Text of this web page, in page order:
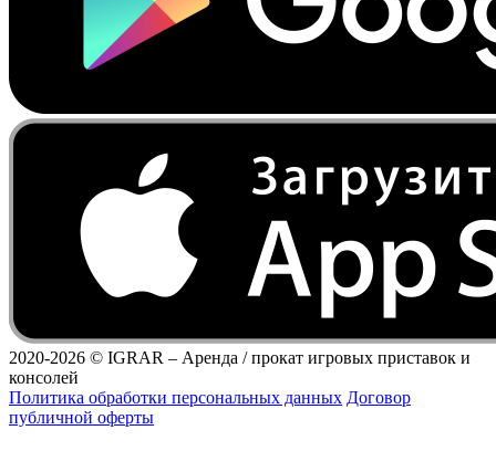
2020-2026 © IGRAR – Аренда / прокат игровых приставок и
консолей
Политика обработки персональных данных Договор
публичной оферты